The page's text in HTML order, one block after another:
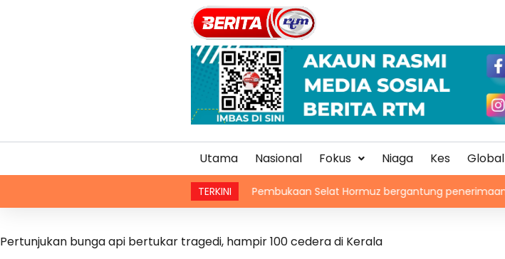
Utama Nasional Fokus Niaga Kes Global
TERKINI
Pembukaan Selat Hormuz bergantung penerimaan AS – IRGC
Pertunjukan bunga api bertukar tragedi, hampir 100 cedera di Kerala